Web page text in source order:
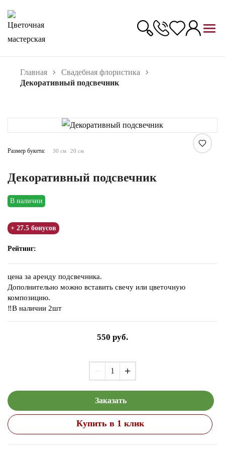
Главная
Свадебная флористика
Декоративный подсвечник
Размер букета: 30 см 20 см
Декоративный подсвечник
В наличии
+ 27.5 бонусов
Рейтинг:
цена за аренду подсвечника.
Дополнительно можно вставить свечу или цветочную
композицию.
‼️В наличии 2шт
550 руб.
Заказать
Купить в 1 клик